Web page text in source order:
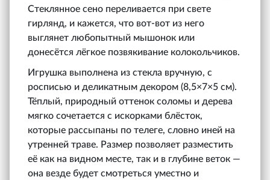
Стеклянное сено переливается при свете
гирлянд, и кажется, что вот-вот из него
выглянет любопытный мышонок или
донесётся лёгкое позвякивание колокольчиков.
Игрушка выполнена из стекла вручную, с
росписью и деликатным декором (8,5×7×5 см).
Тёплый, природный оттенок соломы и дерева
мягко сочетается с искорками блёсток,
которые рассыпаны по телеге, словно иней на
утренней траве. Размер позволяет разместить
её как на видном месте, так и в глубине веток —
она везде будет смотреться уместно и